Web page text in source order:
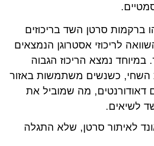
ברקמות סרטן השד בריכוזים
לריכוזי אסטרוגן הנמצאים
במיוחד נמצא הריכוז הגבוה
השחי, כשנשים משתמשות באזור
דאודורנטים, מה שמוביל את
לשיאים.
לאיתור סרטן, שלא התגלה